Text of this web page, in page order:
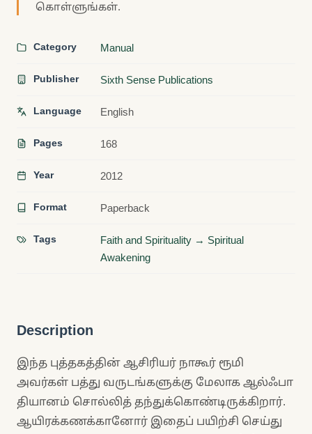
கொள்ளுங்கள்.
Category Manual
Publisher Sixth Sense Publications
Language English
Pages 168
Year 2012
Format Paperback
Tags
Faith and Spirituality → Spiritual
Awakening
Description
இந்த புத்தகத்தின் ஆசிரியர் நாகூர் ரூமி
அவர்கள் பத்து வருடங்களுக்கு மேலாக ஆல்ஃபா
தியானம் சொல்லித் தந்துக்கொண்டிருக்கிறார்.
ஆயிரக்கணக்கானோர் இதைப் பயிற்சி செய்து